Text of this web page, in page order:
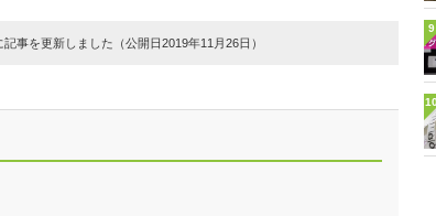
事を更新しました（公開日2019年11月26日）
9